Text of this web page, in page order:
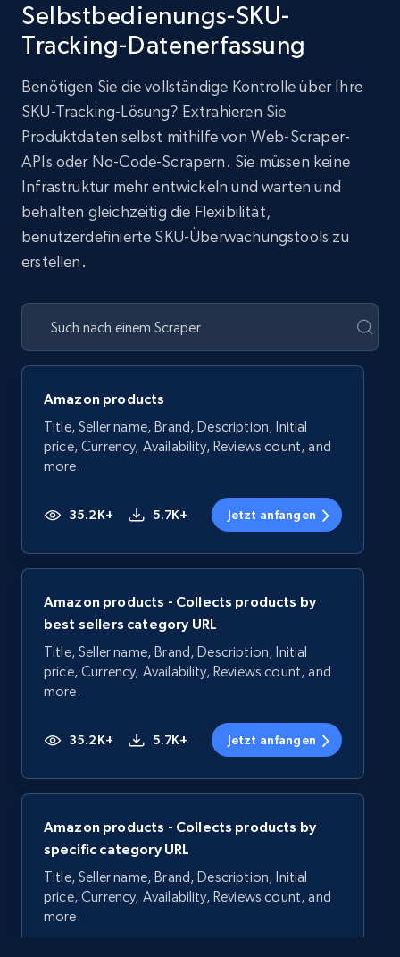
Selbstbedienungs-SKU-
Tracking-Datenerfassung
Benötigen Sie die vollständige Kontrolle über Ihre
SKU-Tracking-Lösung? Extrahieren Sie
Produktdaten selbst mithilfe von Web-Scraper-
APIs oder No-Code-Scrapern. Sie müssen keine
Infrastruktur mehr entwickeln und warten und
behalten gleichzeitig die Flexibilität,
benutzerdefinierte SKU-Überwachungstools zu
erstellen.
Amazon products
Title, Seller name, Brand, Description, Initial
price, Currency, Availability, Reviews count, and
more.
35.2K+ 5.7K+ Jetzt anfangen
Amazon products - Collects products by
best sellers category URL
Title, Seller name, Brand, Description, Initial
price, Currency, Availability, Reviews count, and
more.
35.2K+ 5.7K+ Jetzt anfangen
Amazon products - Collects products by
specific category URL
Title, Seller name, Brand, Description, Initial
price, Currency, Availability, Reviews count, and
more.